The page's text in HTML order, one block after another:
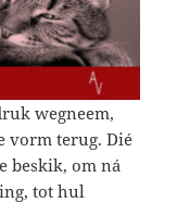
wegneem,
vorm terug. Dié
beskik, om ná
tot hul